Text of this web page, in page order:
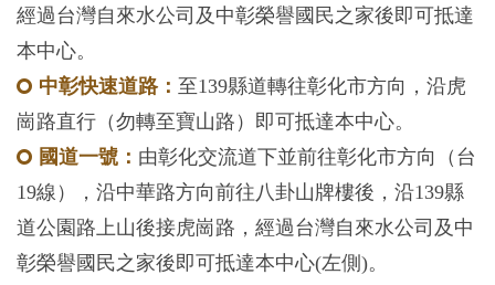
經過台灣自來水公司及中彰榮譽國民之家後即可抵達
本中心。
中彰快速道路： 至139縣道轉往彰化市方向，沿虎
崗路直行（勿轉至寶山路）即可抵達本中心。
國道一號： 由彰化交流道下並前往彰化市方向（台
19線），沿中華路方向前往八卦山牌樓後，沿139縣
道公園路上山後接虎崗路，經過台灣自來水公司及中
彰榮譽國民之家後即可抵達本中心(左側)。